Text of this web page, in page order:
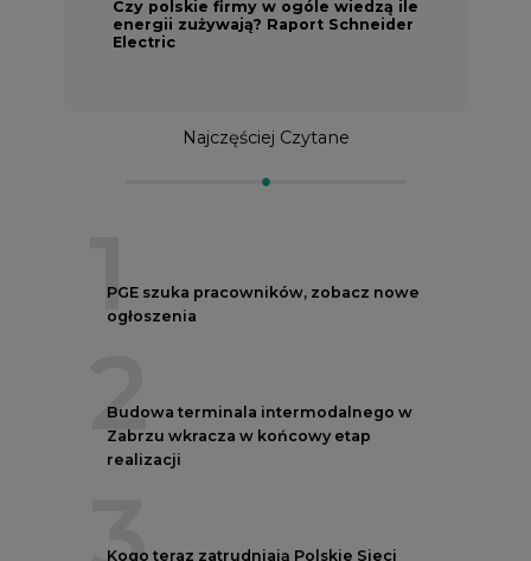
2
Budowa terminala intermodalnego w
3
Kogo teraz zatrudniają Polskie Sieci